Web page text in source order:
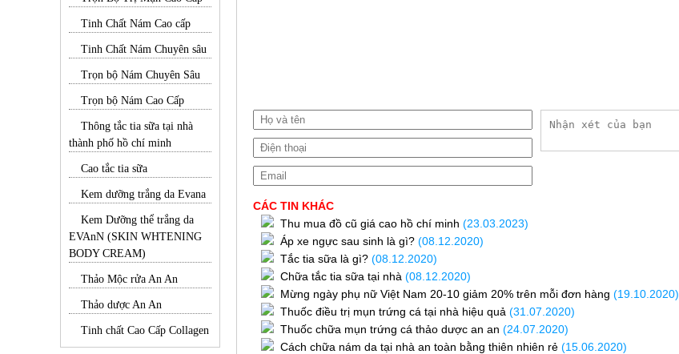
Tinh Chất Nám Cao cấp
Tinh Chất Nám Chuyên sâu
Trọn bộ Nám Chuyên Sâu
Trọn bộ Nám Cao Cấp
Thông tắc tia sữa tại nhà
thành phố hồ chí minh
Cao tắc tia sữa
Kem dưỡng trắng da Evana
Kem Dưỡng thể trắng da
EVAnN (SKIN WHTENING
BODY CREAM)
Thảo Mộc rửa An An
Thảo dược An An
Tinh chất Cao Cấp Collagen
CÁC TIN KHÁC
Thu mua đồ cũ giá cao hồ chí minh (23.03.2023)
Áp xe ngực sau sinh là gì?(08.12.2020)
Tắc tia sữa là gì?(08.12.2020)
Chữa tắc tia sữa tại nhà (08.12.2020)
Mừng ngày phụ nữ Việt Nam 20-10 giảm 20% trên mỗi đơn hàng (19.10.2020)
Thuốc điều trị mụn trứng cá tại nhà hiệu quả (31.07.2020)
Thuốc chữa mụn trứng cá thảo dược an an (24.07.2020)
Cách chữa nám da tại nhà an toàn bằng thiên nhiên rẻ(15.06.2020)